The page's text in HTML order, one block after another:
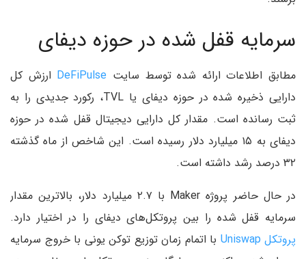
سرمایه قفل شده در حوزه دیفای
مطابق اطلاعات ارائه شده توسط سایت DeFiPulse ارزش کل
دارایی ذخیره شده در حوزه دیفای یا TVL، رکورد جدیدی را به
ثبت رسانده است. مقدار کل دارایی دیجیتال قفل شده در حوزه
دیفای به ۱۵ میلیارد دلار رسیده است. این شاخص از ماه گذشته
۳۲ درصد رشد داشته است.
در حال حاضر پروژه Maker با ۲.۷ میلیارد دلار، بالاترین مقدار
سرمایه قفل شده را بین پروتکل‌های دیفای را در اختیار دارد.
پروتکل Uniswap
با اتمام زمان توزیع توکن یونی با خروج سرمایه